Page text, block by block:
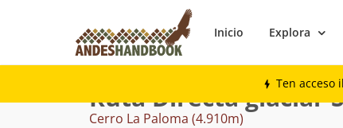
Inicio Explora
Ten acceso
Montaña
Ruta Directa glaciar
Cerro La Paloma (4.910m)